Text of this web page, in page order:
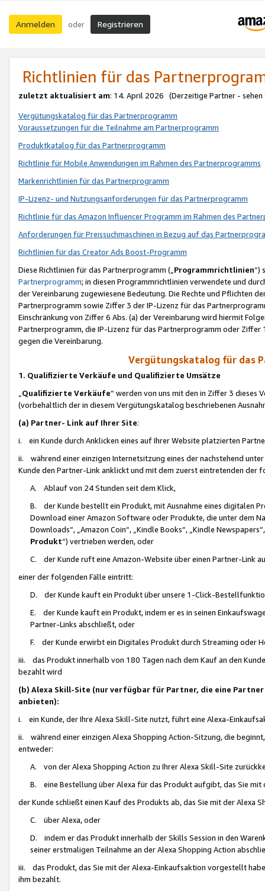
Anmelden oder Registrieren
Richtlinien für das
zuletzt aktualisiert am: 14. April 2026 (Derzeitige Partner - sehen
Vergütungskatalog für das Partnerprogramm
Voraussetzungen für die Teilnahme am Partnerprogramm
Produktkatalog für das Partnerprogramm
Richtlinie für Mobile Anwendungen im Rahmen des Partnerprogramms
Markenrichtlinien für das Partnerprogramm
IP-Lizenz- und Nutzungsanforderungen für das Partnerprogramm
Richtlinie für das Amazon Influencer Programm im Rahmen des
Anforderungen für Preissuchmaschinen in Bezug auf das
Richtlinien für das Creator Ads Boost-Programm
Diese Richtlinien für das Partnerprogramm („Programmrichtlinien“)
Partnerprogramm; in diesen Programmrichtlinien verwendete und
der Vereinbarung zugewiesene Bedeutung. Die Rechte und Pflichten
Partnerprogramm sowie Ziffer 3 der IP-Lizenz für das
Einschränkung von Ziffer 6 Abs. (a) der Vereinbarung wird hiermit
Partnerprogramm, die IP-Lizenz für das Partnerprogramm oder
gegen die Vereinbarung.
Vergütungskatalog für das
1. Qualifizierte Verkäufe und Qualifizierte Umsätze
Qualifizierte Verkäufe“ werden von uns mit den in Ziffer 3
(vorbehaltlich der in diesem Vergütungskatalog beschriebenen
(a) Partner- Link auf Ihrer Site:
i. ein Kunde durch Anklicken eines auf Ihrer Website platzierten
ii. während einer einzigen Internetsitzung eines der nachstehend
Kunde den Partner-Link anklickt und mit dem zuerst eintretenden der
A. Ablauf von 24 Stunden seit dem Klick,
B. der Kunde bestellt ein Produkt, mit Ausnahme eines digitalen
Download einer Amazon Software oder Produkte, die unter dem
Downloads“, „Amazon Coin“, „Kindle Books“, „Kindle
Produkt“) vertrieben werden, oder
C. der Kunde ruft eine Amazon-Website über einen Partner-Link
einer der folgenden Fälle eintritt:
D. der Kunde kauft ein Produkt über unsere 1-Click-
E. der Kunde kauft ein Produkt, indem er es in seinen
Partner-Links abschließt, oder
F. der Kunde erwirbt ein Digitales Produkt durch Streaming oder
iii. das Produkt innerhalb von 180 Tagen nach dem Kauf an den
bezahlt wird
(b) Alexa Skill-Site (nur verfügbar für Partner, die eine
anbieten):
i. ein Kunde, der Ihre Alexa Skill-Site nutzt, führt eine Alexa-
ii. während einer einzigen Alexa Shopping Action-Sitzung, die
entweder:
A. von der Alexa Shopping Action zu Ihrer Alexa Skill-Site
B. eine Bestellung über Alexa für das Produkt aufgibt, das Sie mit
der Kunde schließt einen Kauf des Produkts ab, das Sie mit der Alexa
C. über Alexa, oder
D. indem er das Produkt innerhalb der Skills Session in den
seiner erstmaligen Teilnahme an der Alexa Shopping Action
iii. das Produkt, das Sie mit der Alexa-Einkaufsaktion vorgestellt
ihm bezahlt.